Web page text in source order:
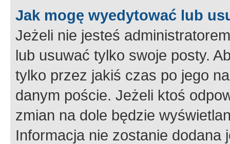
Jak mogę wyedytować lub
Jeżeli nie jesteś
lub usuwać tylko swoje posty.
tylko przez jakiś czas po jego
danym poście. Jeżeli ktoś
zmian na dole będzie
Informacja nie zostanie dodana